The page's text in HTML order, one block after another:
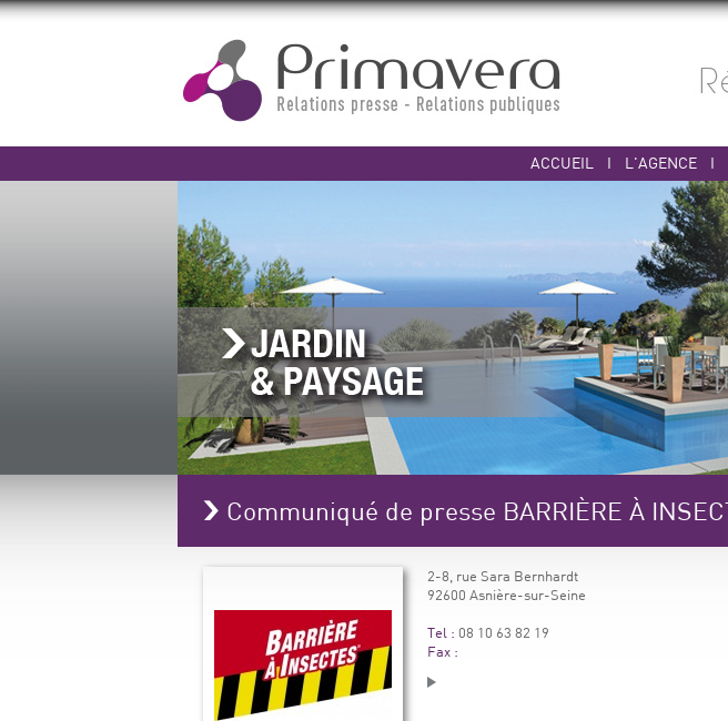
ACCUEIL I L'AGENCE I
Communiqué de presse BARRIÈRE À
2-8, rue Sara Bernhardt
92600 Asnière-sur-Seine
Tel : 08 10 63 82 19
Fax :